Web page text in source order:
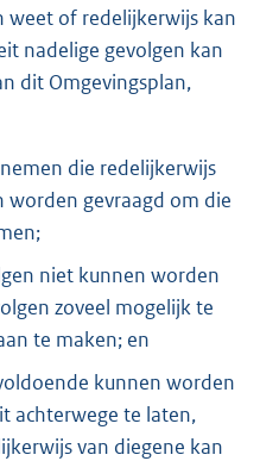
weet of redelijkerwijs kan
nadelige gevolgen kan
dit Omgevingsplan,
die redelijkerwijs
worden gevraagd om die
niet kunnen worden
zoveel mogelijk te
te maken; en
kunnen worden
achterwege te laten,
van diegene kan